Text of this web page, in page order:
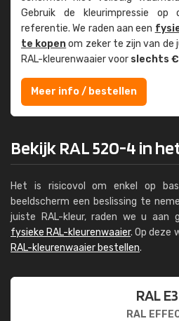
Gebruik de kleur­impressie op
referentie. We raden aan een
te kopenom zeker te zijn van de
RAL-kleuren­waaier voor slechts
Meer info / bestellen
Bekijk RAL 520-4 in
Het is risicovol om enkel op
beeldscherm een beslissing te
juiste RAL-kleur, raden we u aan
fysieke RAL-kleurenwaaier. Op deze
RAL-kleurenwaaier bestellen.
RAL E3
RAL